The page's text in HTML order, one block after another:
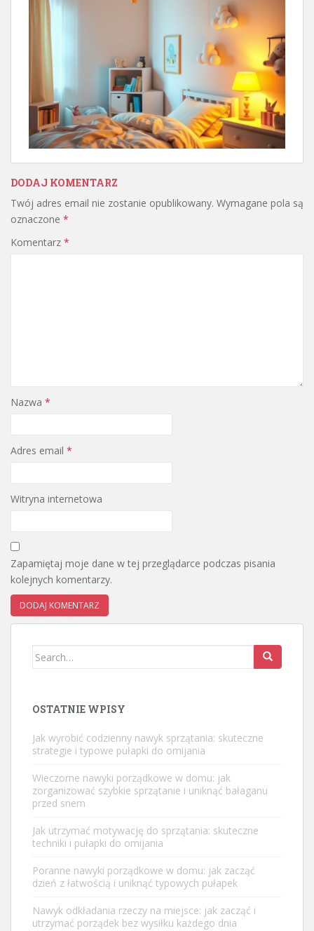
DODAJ KOMENTARZ
Twój adres email nie zostanie opublikowany. Wymagane pola są
oznaczone *
Komentarz *
Nazwa *
Adres email *
Witryna internetowa
Zapamiętaj moje dane w tej przeglądarce podczas pisania
kolejnych komentarzy.
Search
OSTATNIE WPISY
Jak wyrobić codzienny nawyk sprzątania: skuteczne
strategie i typowe pułapki do omijania
Wieczorne nawyki porządkowe w domu: jak
zorganizować szybkie sprzątanie i uniknąć bałaganu
przed snem
Jak utrzymać motywację do sprzątania: skuteczne
techniki i pułapki do omijania
Poranne nawyki porządkowe w domu: jak zacząć
dzień z łatwością i uniknąć typowych pułapek
Nawyk odkładania rzeczy na miejsce: jak zacząć i
utrzymać porządek bez wysiłku każdego dnia